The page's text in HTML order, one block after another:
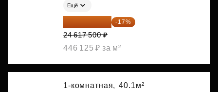
Ещё
20 432 525 ₽ -17%
24 617 500 ₽
446 125 ₽ за м²
1-комнатная, 40.1м²